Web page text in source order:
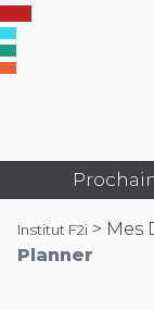
Institut F2i > Mes
Planner